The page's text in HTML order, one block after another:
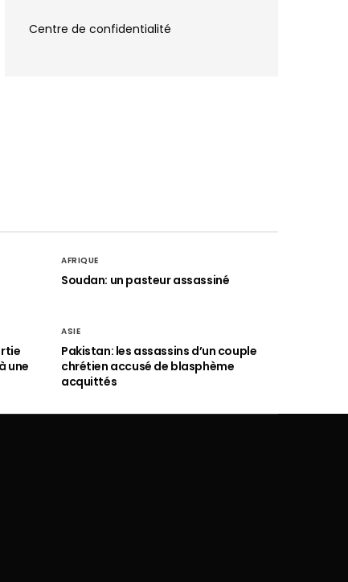
Centre de confidentialité
AFRIQUE
Soudan: un pasteur assassiné
une
ASIE
Pakistan: les assassins d’un couple
chrétien accusé de blasphème
acquittés